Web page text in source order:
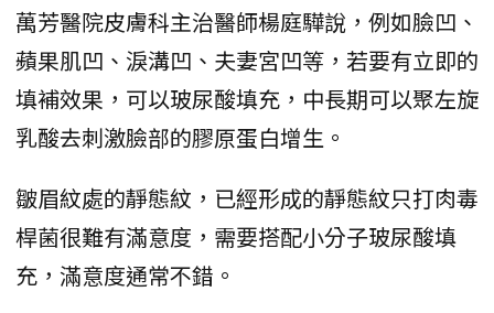
萬芳醫院皮膚科主治醫師楊庭驊說，例如臉凹、
蘋果肌凹、淚溝凹、夫妻宮凹等，若要有立即的
填補效果，可以玻尿酸填充，中長期可以聚左旋
乳酸去刺激臉部的膠原蛋白增生。
皺眉紋處的靜態紋，已經形成的靜態紋只打肉毒
桿菌很難有滿意度，需要搭配小分子玻尿酸填
充，滿意度通常不錯。